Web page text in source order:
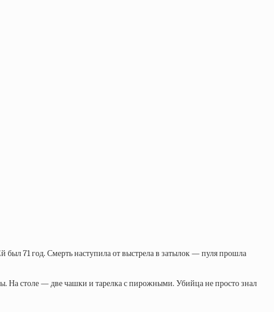
был 71 год. Смерть наступила от выстрела в затылок — пуля прошла
На столе — две чашки и тарелка с пирожными. Убийца не просто знал